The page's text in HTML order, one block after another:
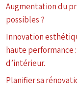
Augmentation du
possibles ?
Innovation
haute performance
d’intérieur.
Planifier sa